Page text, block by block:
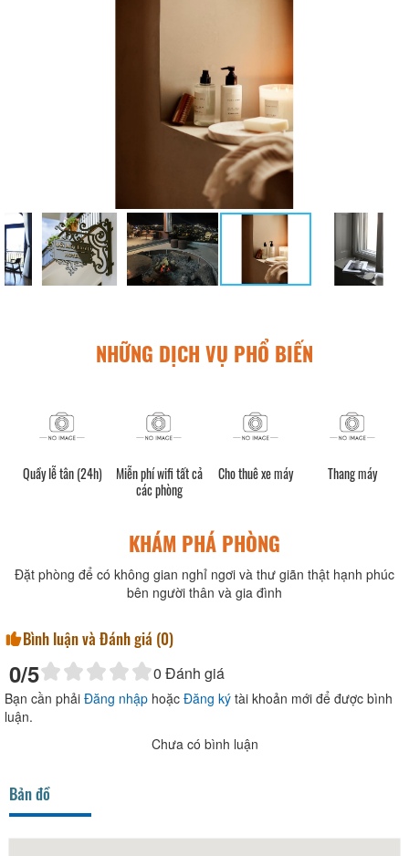
NHỮNG DỊCH VỤ PHỔ BIẾN
Quầy lễ tân (24h)
Miễn phí wifi tất cả
các phòng
Cho thuê xe máy Thang máy
KHÁM PHÁ PHÒNG
Đặt phòng để có không gian nghỉ ngơi và thư giãn thật hạnh phúc
bên người thân và gia đình
Bình luận và Đánh giá (0)
0/5 0 Đánh giá
Bạn cần phải Đăng nhập hoặc Đăng ký tài khoản mới để được bình
luận.
Chưa có bình luận
Bản đồ